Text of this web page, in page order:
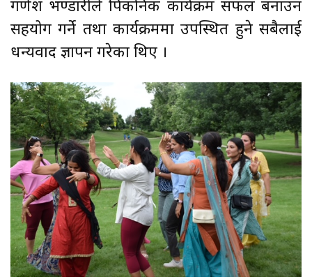
गणेश भण्डारीले पिकनिक कार्यक्रम सफल बनाउन
सहयोग गर्ने तथा कार्यक्रममा उपस्थित हुने सबैलाई
धन्यवाद ज्ञापन गरेका थिए ।